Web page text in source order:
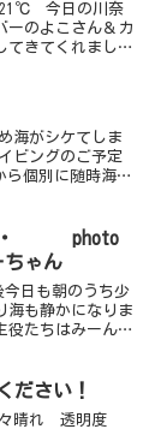
今日の川奈
ーのよこさん＆カ
てきてくれまし
海がシケてしま
ビングのご予定
ら個別に随時海況
・・ photo
ちゃん
日も朝のうち少
海も静かになりま
役たちはみーんな
ださい！
晴れ 透明度